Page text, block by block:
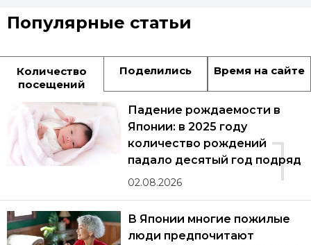
Популярные статьи
Количество
посещений
Поделились Время на сайте
1
Падение рождаемости в
Японии: в 2025 году
количество рождений
падало десятый год подряд
02.08.2026
В Японии многие пожилые
люди предпочитают